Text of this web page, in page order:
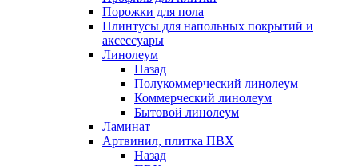
Порожки для пола
Плинтусы для напольных покрытий и
аксессуары
Линолеум
Назад
Полукоммерческий линолеум
Коммерческий линолеум
Бытовой линолеум
Ламинат
Артвинил, плитка ПВХ
Назад